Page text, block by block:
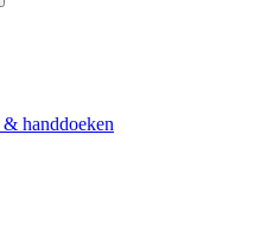
handdoeken